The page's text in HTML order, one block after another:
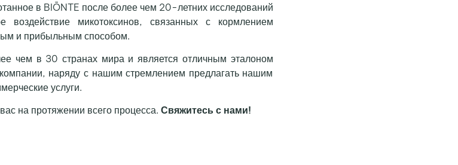
в BIŌNTE после более чем 20-летних исследований
воздействие микотоксинов, связанных с кормлением
и прибыльным способом.
чем в 30 странах мира и является отличным эталоном
наряду с нашим стремлением предлагать нашим
услуги.
на протяжении всего процесса. Свяжитесь с нами!